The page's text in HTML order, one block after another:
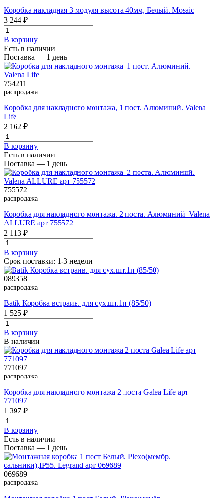
Коробка накладная 3 модуля высота 40мм, Белый. Mosaic
3 244 ₽
В корзинy
Есть в наличии
Поставка — 1 день
754211
распродажа
Коробка для накладного монтажа, 1 пост. Алюминий. Valena
Life
2 162 ₽
В корзинy
Есть в наличии
Поставка — 1 день
755572
распродажа
Коробка для накладного монтажа. 2 поста. Алюминий. Valena
ALLURE арт 755572
2 113 ₽
В корзинy
Срок поставки: 1-3 недели
089358
распродажа
Batik Коробка встраив. для сух.шт.1п (85/50)
1 525 ₽
В корзинy
В наличии
771097
распродажа
Коробка для накладного монтажа 2 поста Galea Life арт
771097
1 397 ₽
В корзинy
Есть в наличии
Поставка — 1 день
069689
распродажа